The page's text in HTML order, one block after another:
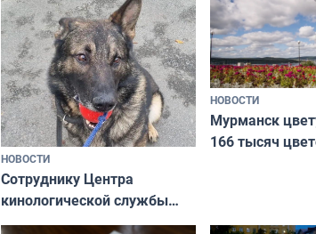
НОВОСТИ
Сотруднику Центра
кинологической службы
ищут новый дом
НОВОСТИ
Мурманск
166 тысяч